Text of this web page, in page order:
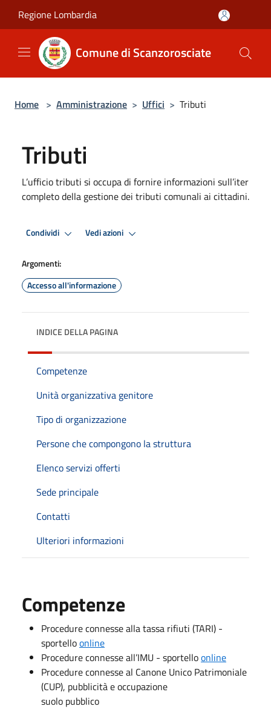
Regione Lombardia
Comune di Scanzorosciate
Home > Amministrazione > Uffici > Tributi
Tributi
L’ufficio tributi si occupa di fornire informazioni sull’iter
completo della gestione dei tributi comunali ai cittadini.
Condividi Vedi azioni
Argomenti:
Accesso all'informazione
INDICE DELLA PAGINA
Competenze
Unità organizzativa genitore
Tipo di organizzazione
Persone che compongono la struttura
Elenco servizi offerti
Sede principale
Contatti
Ulteriori informazioni
Competenze
Procedure connesse alla tassa rifiuti (TARI) -
sportelloonline
Procedure connesse all’IMU - sportelloonline
Procedure connesse al Canone Unico Patrimoniale
(CUP), pubblicità e occupazione
suolo pubblico